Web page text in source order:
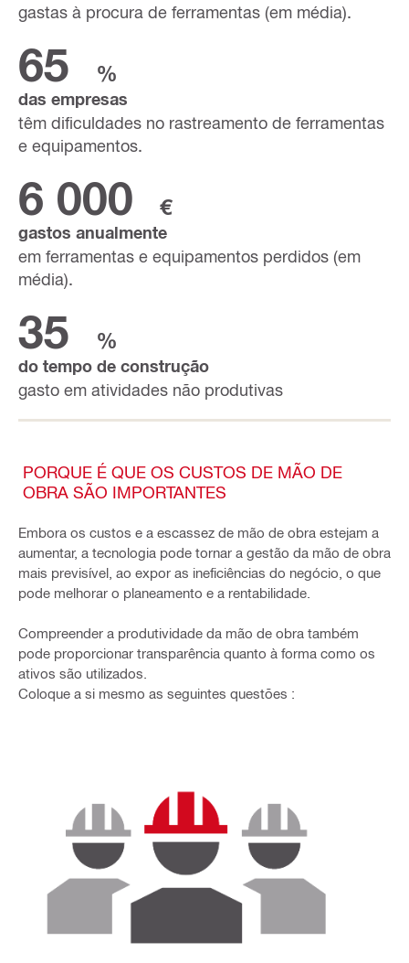
gastas à procura de ferramentas (em média).
65 %
das empresas
têm dificuldades no rastreamento de ferramentas
e equipamentos.
6 000 €
gastos anualmente
em ferramentas e equipamentos perdidos (em
média).
35 %
do tempo de construção
gasto em atividades não produtivas
PORQUE É QUE OS CUSTOS DE MÃO DE
OBRA SÃO IMPORTANTES
Embora os custos e a escassez de mão de obra estejam a
aumentar, a tecnologia pode tornar a gestão da mão de obra
mais previsível, ao expor as ineficiências do negócio, o que
pode melhorar o planeamento e a rentabilidade.
Compreender a produtividade da mão de obra também
pode proporcionar transparência quanto à forma como os
ativos são utilizados.
Coloque a si mesmo as seguintes questões :